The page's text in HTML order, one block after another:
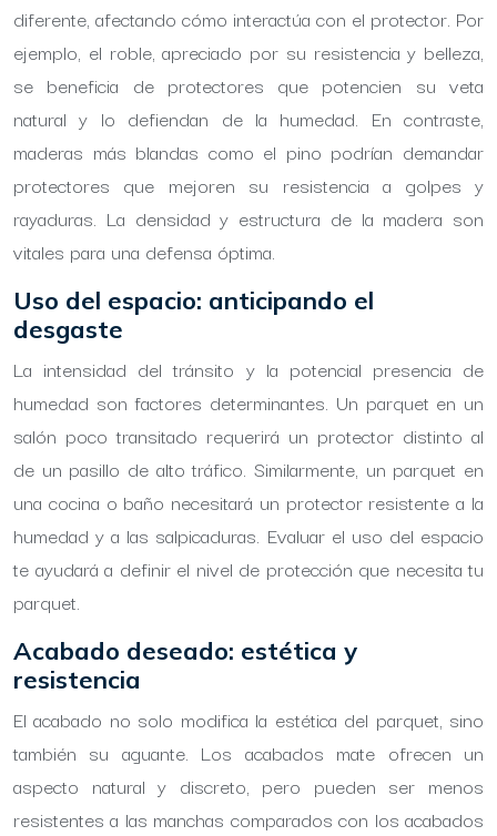
diferente, afectando cómo interactúa con el protector. Por
ejemplo, el roble, apreciado por su resistencia y belleza,
se beneficia de protectores que potencien su veta
natural y lo defiendan de la humedad. En contraste,
maderas más blandas como el pino podrían demandar
protectores que mejoren su resistencia a golpes y
rayaduras. La densidad y estructura de la madera son
vitales para una defensa óptima.
Uso del espacio: anticipando el
desgaste
La intensidad del tránsito y la potencial presencia de
humedad son factores determinantes. Un parquet en un
salón poco transitado requerirá un protector distinto al
de un pasillo de alto tráfico. Similarmente, un parquet en
una cocina o baño necesitará un protector resistente a la
humedad y a las salpicaduras. Evaluar el uso del espacio
te ayudará a definir el nivel de protección que necesita tu
parquet.
Acabado deseado: estética y
resistencia
El acabado no solo modifica la estética del parquet, sino
también su aguante. Los acabados mate ofrecen un
aspecto natural y discreto, pero pueden ser menos
resistentes a las manchas comparados con los acabados